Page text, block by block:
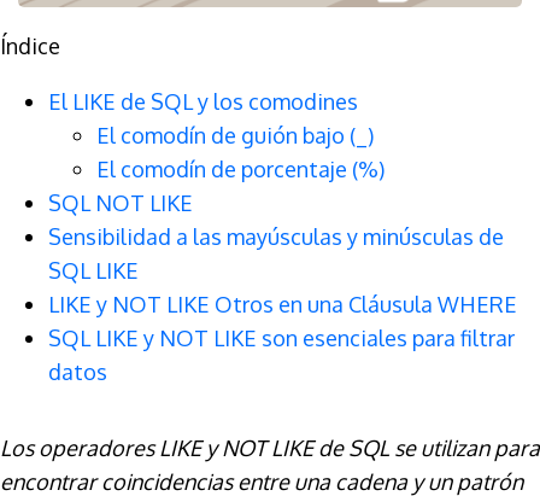
Índice
El LIKE de SQL y los comodines
El comodín de guión bajo (_)
El comodín de porcentaje (%)
SQL NOT LIKE
Sensibilidad a las mayúsculas y minúsculas de
SQL LIKE
LIKE y NOT LIKE Otros en una Cláusula WHERE
SQL LIKE y NOT LIKE son esenciales para filtrar
datos
Los operadores LIKE y NOT LIKE de SQL se utilizan para
encontrar coincidencias entre una cadena y un patrón